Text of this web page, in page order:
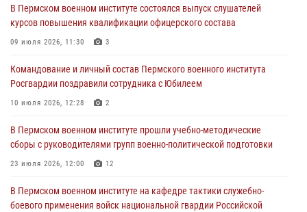
правопорядка
10 июля 2026, 14:30 8
Росгвардии поздравили сотрудника с Юбилеем
10 июля 2026, 12:28 2
курсов повышения квалификации офицерского состава
09 июля 2026, 11:30 3
по набору абитуриентов из числа граждан, прошедших и не
проходивших военную службу
В Пермском военном институте состоялся выпуск слушателей
курсов повышения квалификации офицерского состава
09 июля 2026, 11:30 3
Командование и личный состав Пермского военного института
Росгвардии поздравили сотрудника с Юбилеем
10 июля 2026, 12:28 2
В Пермском военном институте прошли учебно-методические
сборы с руководителями групп военно-политической подготовки
23 июля 2026, 12:00 12
В Пермском военном институте на кафедре тактики служебно-
боевого применения войск национальной гвардии Российской